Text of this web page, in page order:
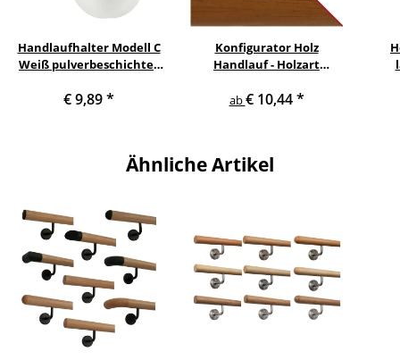
Handlaufhalter Modell C
Weiß pulverbeschichtet
M12 für Holzhandlauf
€ 9,89*
Konfigurator Holz
Handlauf - Holzart
mm
ab€ 10,44*
Ähnliche Artikel